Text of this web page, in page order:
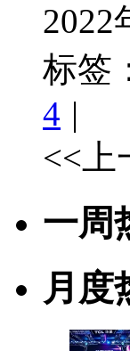
2022
标签
4 |
<<上
一周
月度